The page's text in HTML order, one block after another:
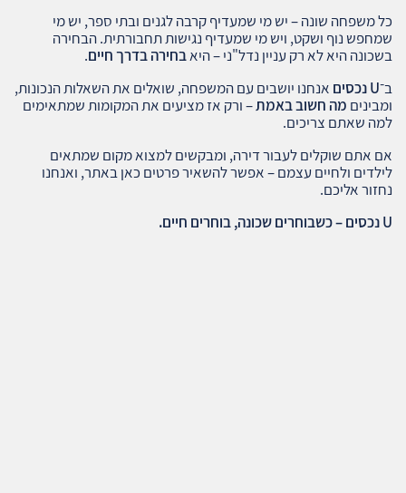
כל משפחה שונה – יש מי שמעדיף קרבה לגנים ובתי ספר, יש מי
שמחפש נוף ושקט, ויש מי שמעדיף נגישות תחבורתית. הבחירה
בשכונה היא לא רק עניין נדל"ני – היאבחירה בדרך חיים.
ב־U נכסים
אנחנו יושבים עם המשפחה, שואלים את השאלות הנכונות,
ומבינים מה חשוב באמת– ורק אז מציעים את המקומות שמתאימים
למה שאתם צריכים.
אם אתם שוקלים לעבור דירה, ומבקשים למצוא מקום שמתאים
לילדים ולחיים עצמם – אפשר להשאיר פרטים כאן באתר, ואנחנו
נחזור אליכם.
U נכסים – כשבוחרים שכונה, בוחרים חיים.